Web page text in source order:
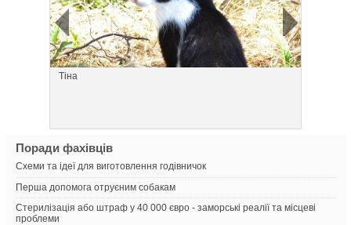
Тіна
Поради фахівців
Схеми та ідеї для виготовлення годівничок
Перша допомога отруєним собакам
Стерилізація або штраф у 40 000 євро - заморські реалії та місцеві
проблеми